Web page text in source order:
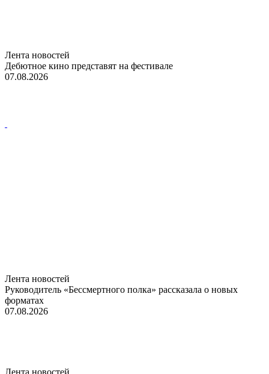
Лента новостей
Дебютное кино представят на фестивале
07.08.2026
Лента новостей
Руководитель «Бессмертного полка» рассказала о новых
форматах
07.08.2026
Лента новостей